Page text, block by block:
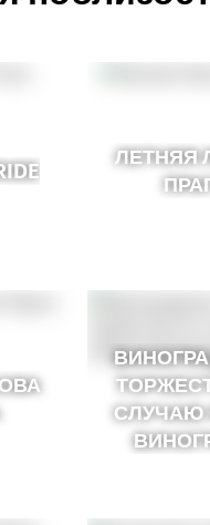
ЛЕТНЯЯ
СЛУЧАЮ